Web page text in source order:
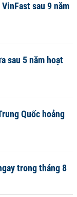
sau 9 năm
sau 5 năm hoạt
Quốc hoảng
trong tháng 8